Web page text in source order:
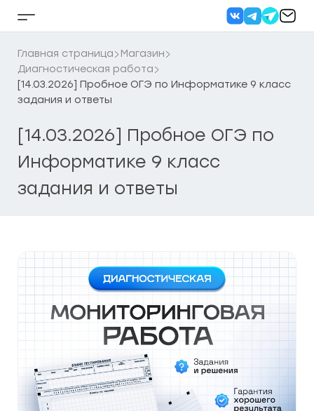
Кнопка
бокового
меню
Главная страница
Магазин
Диагностическая работа
[14.03.2026] Пробное ОГЭ по Информатике 9 класс
задания и ответы
[14.03.2026] Пробное ОГЭ по
Информатике 9 класс
задания и ответы